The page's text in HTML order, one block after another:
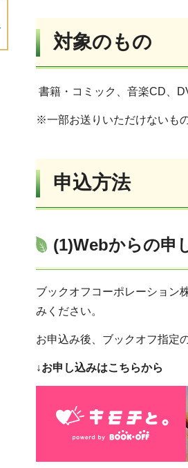
対象のもの
書籍・コミック、音楽CD、
※一部お送りいただけないも
申込方法
(1)Webからの申
ブックオフコーポレーション
みください。
お申込み後、ブックオフ指定
↓お申し込みはこちらから